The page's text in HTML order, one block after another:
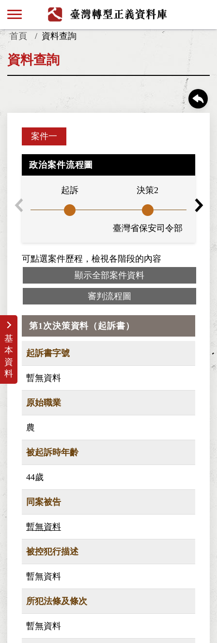
首頁 資料查詢
資料查詢
案件一
政治案件流程圖
起訴 決策2
臺灣省保安司令部
可點選案件歷程，檢視各階段的內容
顯示全部案件資料
審判流程圖
基
本
資
料
第1次決策資料（起訴書）
起訴書字號
暫無資料
原始職業
農
被起訴時年齡
44歲
同案被告
暫無資料
被控犯行描述
暫無資料
所犯法條及條次
暫無資料